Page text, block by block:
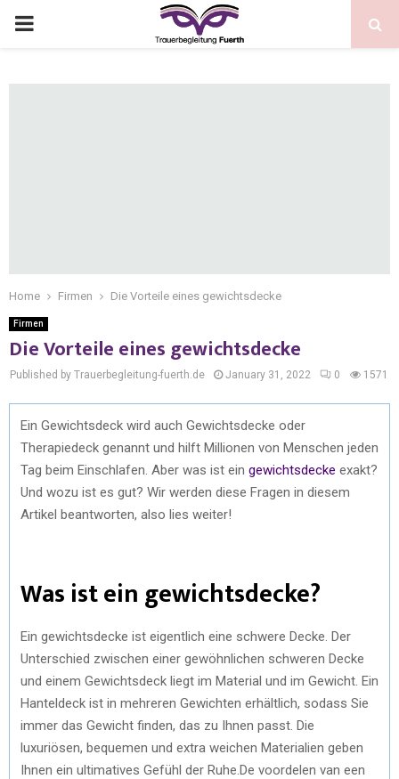
Home Firmen Die Vorteile eines gewichtsdecke
Firmen
Die Vorteile eines gewichtsdecke
Published by Trauerbegleitung-fuerth.de January 31, 2022 0 1571
Ein Gewichtsdeck wird auch Gewichtsdecke oder
Therapiedeck genannt und hilft Millionen von Menschen jeden
Tag beim Einschlafen. Aber was ist ein gewichtsdecke exakt?
Und wozu ist es gut? Wir werden diese Fragen in diesem
Artikel beantworten, also lies weiter!
Was ist ein gewichtsdecke?
Ein gewichtsdecke ist eigentlich eine schwere Decke. Der
Unterschied zwischen einer gewöhnlichen schweren Decke
und einem Gewichtsdeck liegt im Material und im Gewicht. Ein
Hanteldeck ist in mehreren Gewichten erhältlich, sodass Sie
immer das Gewicht finden, das zu Ihnen passt. Die
luxuriösen, bequemen und extra weichen Materialien geben
Ihnen ein ultimatives Gefühl der Ruhe.De voordelen van een